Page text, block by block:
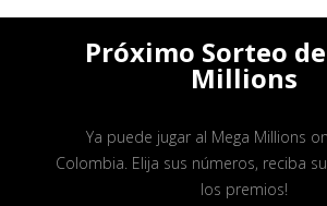
Próximo Sorteo
Millions
Ya puede jugar al Mega Millions
Colombia. Elija sus números, reciba
los premios!